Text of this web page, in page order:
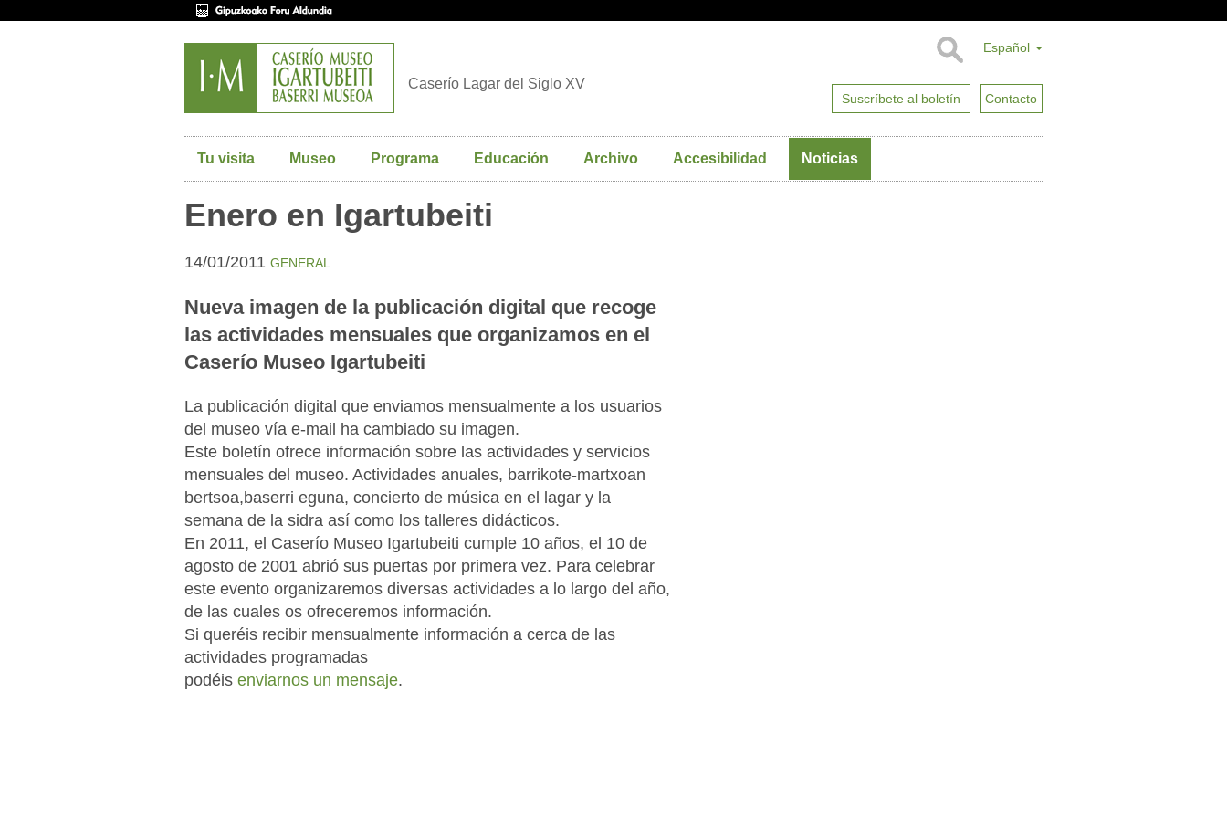
Español
Suscríbete al boletín Contacto
Caserío Lagar del Siglo XV
Tu visita Museo Programa Educación Archivo Accesibilidad Noticias
Enero en Igartubeiti
14/01/2011 GENERAL
Nueva imagen de la publicación digital que recoge
las actividades mensuales que organizamos en el
Caserío Museo Igartubeiti
La publicación digital que enviamos mensualmente a los usuarios
del museo vía e-mail ha cambiado su imagen.
Este boletín ofrece información sobre las actividades y servicios
mensuales del museo. Actividades anuales, barrikote-martxoan
bertsoa,baserri eguna, concierto de música en el lagar y la
semana de la sidra así como los talleres didácticos.
En 2011, el Caserío Museo Igartubeiti cumple 10 años, el 10 de
agosto de 2001 abrió sus puertas por primera vez. Para celebrar
este evento organizaremos diversas actividades a lo largo del año,
de las cuales os ofreceremos información.
Si queréis recibir mensualmente información a cerca de las
actividades programadas
podéis enviarnos un mensaje.